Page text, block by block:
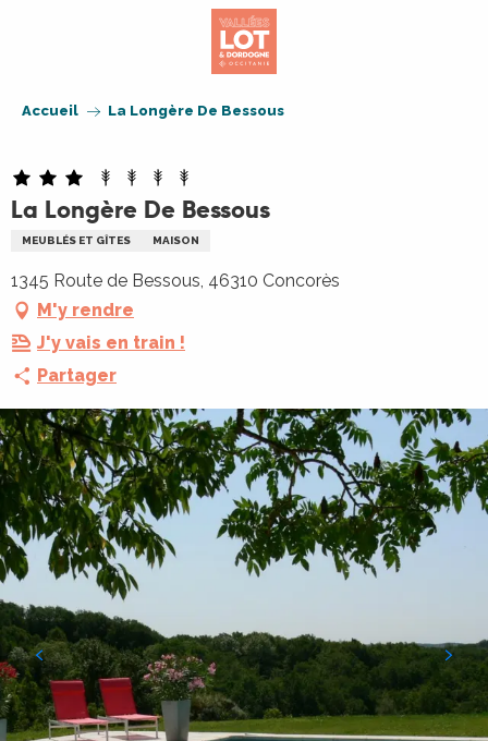
Accueil La Longère De Bessous
La Longère De Bessous
MEUBLÉS ET GÎTES MAISON
1345 Route de Bessous, 46310 Concorès
M'y rendre
J'y vais en train !
Partager